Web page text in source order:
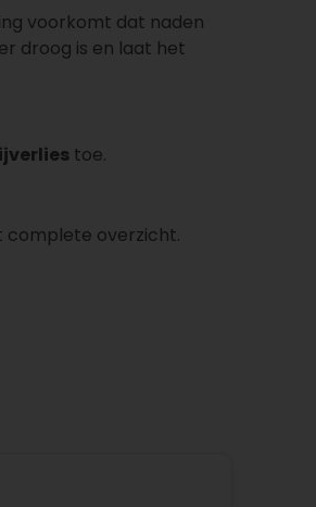
voorkomt dat naden
droog is en laat het
toe.
complete overzicht.